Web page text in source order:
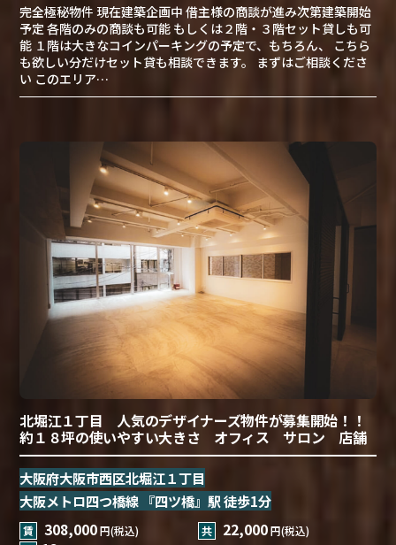
完全極秘物件 現在建築企画中 借主様の商談が進み次第建築開始
予定 各階のみの商談も可能 もしくは２階・３階セット貸しも可
能 １階は大きなコインパーキングの予定で、もちろん、 こちら
も欲しい分だけセット貸も相談できます。 まずはご相談くださ
い このエリア…
北堀江１丁目 人気のデザイナーズ物件が募集開始！！
約１８坪の使いやすい大きさ オフィス サロン 店舗
大阪府大阪市西区北堀江１丁目
大阪メトロ四つ橋線 『四ツ橋』駅 徒歩1分
賃 308,000円(税込) 共 22,000円(税込)